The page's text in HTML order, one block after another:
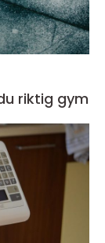
riktig gym